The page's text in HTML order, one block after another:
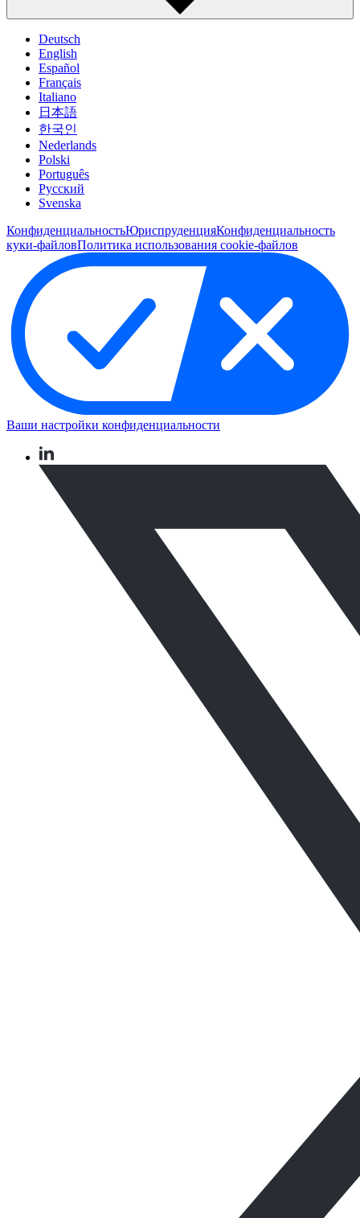
Deutsch
English
Español
Français
Italiano
日本語
한국인
Nederlands
Polski
Português
Pусский
Svenska
КонфиденциальностьЮриспруденцияКонфиденциальность
куки-файловПолитика использования cookie-файлов
Ваши настройки конфиденциальности